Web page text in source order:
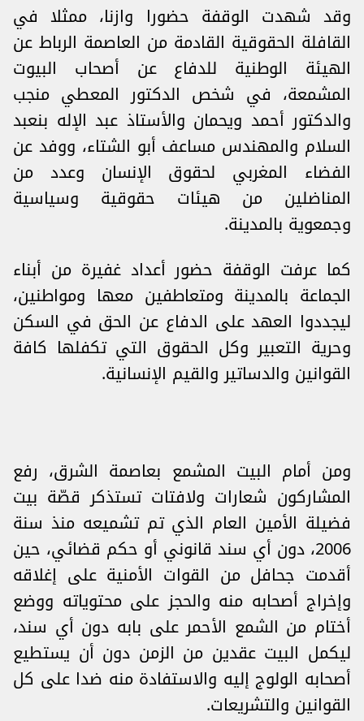
وقد شهدت الوقفة حضورا وازنا، ممثلا في
القافلة الحقوقية القادمة من العاصمة الرباط عن
الهيئة الوطنية للدفاع عن أصحاب البيوت
المشمعة، في شخص الدكتور المعطي منجب
والدكتور أحمد ويحمان والأستاذ عبد الإله بنعبد
السلام والمهندس مساعف أبو الشتاء، ووفد عن
الفضاء المغربي لحقوق الإنسان وعدد من
المناضلين من هيئات حقوقية وسياسية
وجمعوية بالمدينة.
كما عرفت الوقفة حضور أعداد غفيرة من أبناء
الجماعة بالمدينة ومتعاطفين معها ومواطنين،
ليجددوا العهد على الدفاع عن الحق في السكن
وحرية التعبير وكل الحقوق التي تكفلها كافة
القوانين والدساتير والقيم الإنسانية.
ومن أمام البيت المشمع بعاصمة الشرق، رفع
المشاركون شعارات ولافتات تستذكر قصّة بيت
فضيلة الأمين العام الذي تم تشميعه منذ سنة
2006، دون أي سند قانوني أو حكم قضائي، حين
أقدمت جحافل من القوات الأمنية على إغلاقه
وإخراج أصحابه منه والحجز على محتوياته ووضع
أختام من الشمع الأحمر على بابه دون أي سند،
ليكمل البيت عقدين من الزمن دون أن يستطيع
أصحابه الولوج إليه والاستفادة منه ضدا على كل
القوانين والتشريعات.